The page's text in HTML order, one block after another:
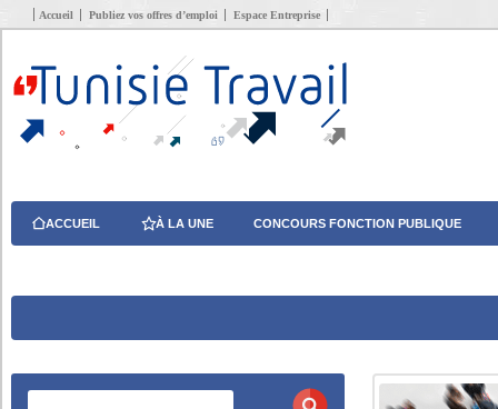
Accueil Publiez vos offres d’emploi Espace Entreprise
ACCUEIL À LA UNE CONCOURS FONCTION PUBLIQUE